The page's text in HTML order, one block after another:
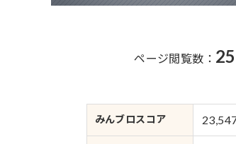
ページ閲覧数：
みんブロスコア